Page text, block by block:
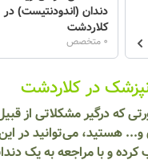
دندان (اندودنتیست) در
کلاردشت
0 متخصص
در کلاردشت
که درگیر مشکلاتی از
و... هستید، می‌توانید در
کرده و با مراجعه به یک